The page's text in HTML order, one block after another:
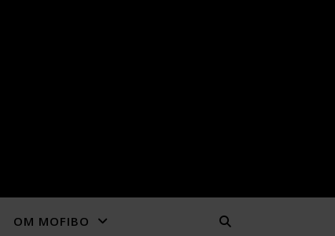
OM MOFIBO